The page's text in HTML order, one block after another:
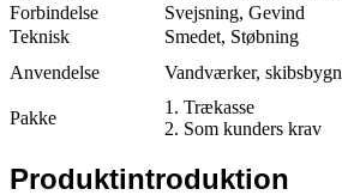
Forbindelse
Svejsning, Gevind
Teknisk
Smedet, Støbning
Anvendelse
Vandværker,
Pakke
1. Trækasse
2. Som kunders krav
Produktintroduktion